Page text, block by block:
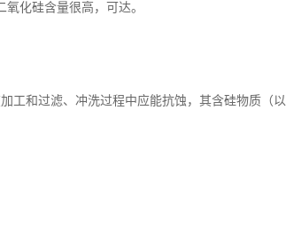
化硅含量很高，可达。
工和过滤、冲洗过程中应能抗蚀，其含硅物质（以